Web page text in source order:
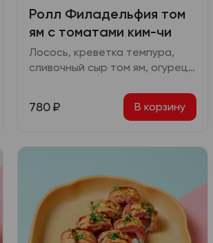
Ролл Филадельфия том
ям с томатами ким-чи
Лосось, креветка темпура,
сливочный сыр том ям, огурец,
780 ₽ В корзину